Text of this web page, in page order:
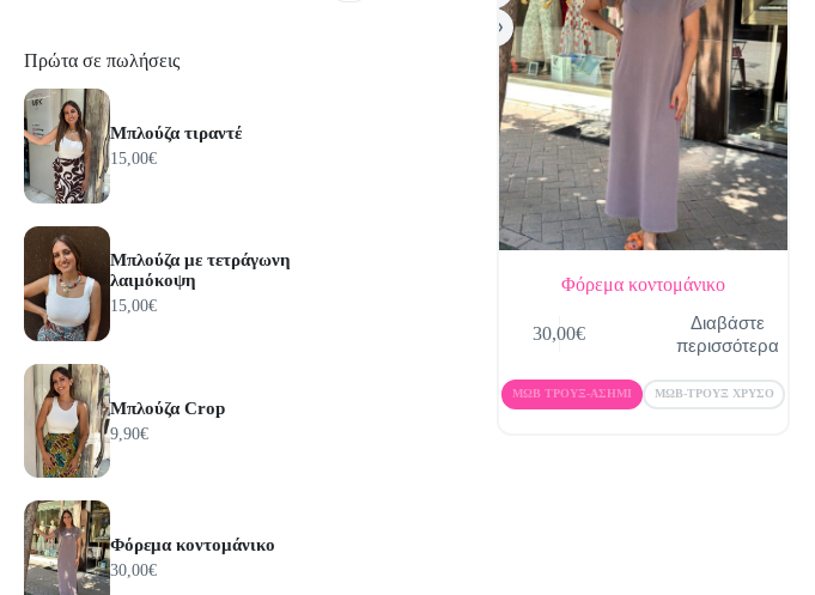
Φόρεμα κοντομάνικο
30,00€
Διαβάστε
περισσότερα
έχει
πολλαπλές
ΜΩΒ ΤΡΟΥΞ-ΑΣΗΜΙ ΜΩΒ-ΤΡΟΥΞ ΧΡΥΣΟ
Πρώτα σε πωλήσεις
Μπλούζα τιραντέ
15,00€
Μπλούζα με τετράγωνη
λαιμόκοψη
15,00€
Μπλούζα Crop
9,90€
Φόρεμα κοντομάνικο
30,00€